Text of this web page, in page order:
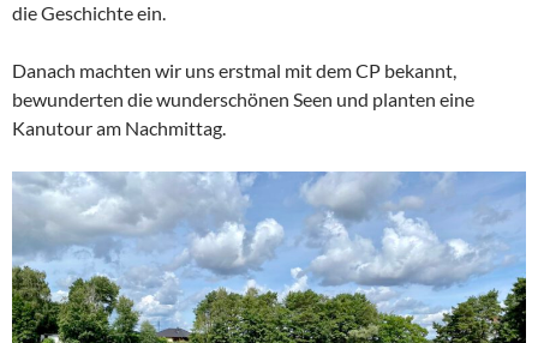
die Geschichte ein.
Danach machten wir uns erstmal mit dem CP bekannt,
bewunderten die wunderschönen Seen und planten eine
Kanutour am Nachmittag.